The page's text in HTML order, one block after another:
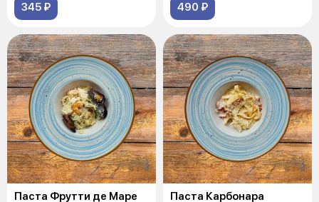
345 ₽ 490 ₽
Паста Фрутти де Маре Паста Карбонара